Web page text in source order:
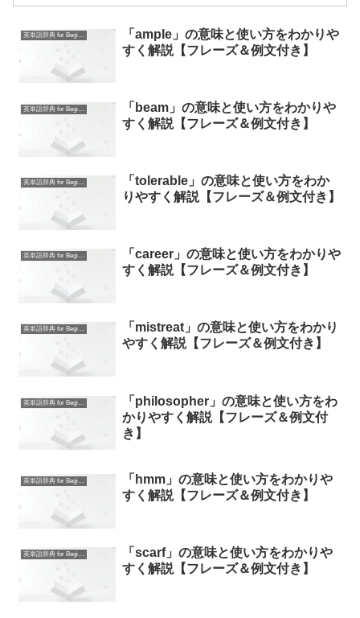
英単語辞典 for Beginners
「ample」の意味と使い方をわかりや
すく解説【フレーズ＆例文付き】
英単語辞典 for Beginners
「beam」の意味と使い方をわかりや
すく解説【フレーズ＆例文付き】
英単語辞典 for Beginners
「tolerable」の意味と使い方をわか
りやすく解説【フレーズ＆例文付き】
英単語辞典 for Beginners
「career」の意味と使い方をわかりや
すく解説【フレーズ＆例文付き】
英単語辞典 for Beginners
「mistreat」の意味と使い方をわかり
やすく解説【フレーズ＆例文付き】
英単語辞典 for Beginners
「philosopher」の意味と使い方をわ
かりやすく解説【フレーズ＆例文付
き】
英単語辞典 for Beginners
「hmm」の意味と使い方をわかりや
すく解説【フレーズ＆例文付き】
英単語辞典 for Beginners
「scarf」の意味と使い方をわかりや
すく解説【フレーズ＆例文付き】